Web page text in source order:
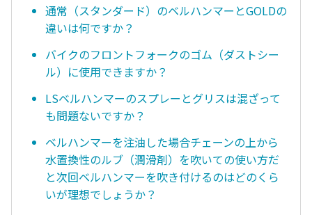
通常（スタンダード）のベルハンマーとGOLDの
違いは何ですか？
バイクのフロントフォークのゴム（ダストシー
ル）に使用できますか？
LSベルハンマーのスプレーとグリスは混ざって
も問題ないですか？
ベルハンマーを注油した場合チェーンの上から
水置換性のルブ（潤滑剤）を吹いての使い方だ
と次回ベルハンマーを吹き付けるのはどのくら
いが理想でしょうか？